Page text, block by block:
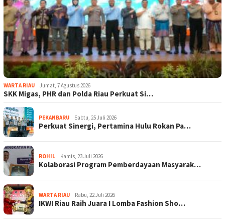
WARTA RIAU Jumat, 7 Agustus 2026
SKK Migas, PHR dan Polda Riau Perkuat Si…
PEKANBARU Sabtu, 25 Juli 2026
Perkuat Sinergi, Pertamina Hulu Rokan Pa…
ROHIL Kamis, 23 Juli 2026
Kolaborasi Program Pemberdayaan Masyarak…
WARTA RIAU Rabu, 22 Juli 2026
IKWI Riau Raih Juara I Lomba Fashion Sho…